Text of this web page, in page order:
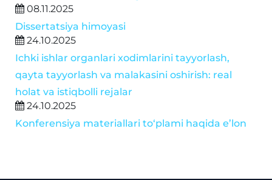
08.11.2025
Dissertatsiya himoyasi
24.10.2025
Ichki ishlar organlari xodimlarini tayyorlash,
qayta tayyorlash va malakasini oshirish: real
holat va istiqbolli rejalar
24.10.2025
Konferensiya materiallari to‘plami haqida e’lon